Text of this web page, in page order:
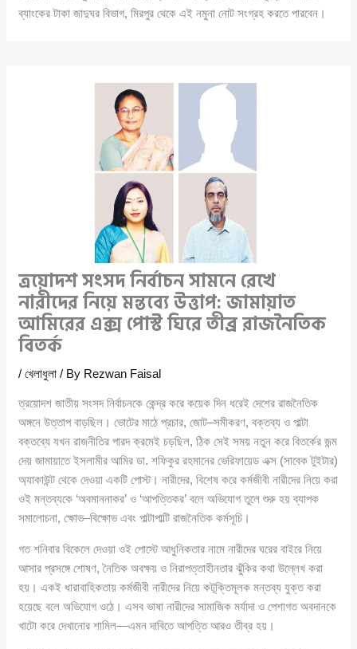
ব্যাংকের টাকা জাদুঘর বিভাগ, মিরপুর থেকে এই নমুনা নোট সংগ্রহ করতে পারবেন।
ত্রয়োদশ সংসদ নির্বাচন সামনে রেখে
নারীদের নিয়ে মন্তব্যে উত্তাপ: জামায়াত
আমিরের এক্স পোস্ট ঘিরে তীব্র রাজনৈতিক
বিতর্ক
/খেলাধুলা / By Rezwan Faisal
ত্রয়োদশ জাতীয় সংসদ নির্বাচনকে কেন্দ্র করে কয়েক দিন ধরেই দেশের রাজনৈতিক
অঙ্গনে উত্তাপ বাড়ছিল। ভোটের মাঠে প্রচার, জোট–সমীকরণ, বক্তব্য ও পাল্টা
বক্তব্যে যখন রাজনীতির পারদ ক্রমেই চড়ছিল, ঠিক সেই সময় নতুন করে বিতর্কের জন্ম
দেয় জামায়াতে ইসলামীর আমির ডা. শফিকুর রহমানের ভেরিফায়েড এক্স (সাবেক টুইটার)
অ্যাকাউন্ট থেকে দেওয়া একটি পোস্ট। নারীদের, বিশেষ করে কর্মজীবী নারীদের নিয়ে করা
ওই মন্তব্যকে ‘অবমাননাকর’ ও ‘আপত্তিকর’ বলে অভিযোগ তুলে শুরু হয় ব্যাপক
সমালোচনা, ক্ষোভ–বিক্ষোভ এবং পাল্টাপাল্টি রাজনৈতিক কর্মসূচি।
গত শনিবার বিকেলে দেওয়া ওই পোস্টে আধুনিকতার নামে নারীদের ঘরের বাইরে নিয়ে
আসার প্রসঙ্গে শোষণ, নৈতিক অবক্ষয় ও নিরাপত্তাহীনতার ঝুঁকির কথা উল্লেখ করা
হয়। একই ধারাবাহিকতায় কর্মজীবী নারীদের নিয়ে কটূক্তিমূলক মন্তব্য যুক্ত করা
হয়েছে বলে অভিযোগ ওঠে। এসব ভাষা নারীদের সামাজিক মর্যাদা ও পেশাগত অবদানকে
খাটো করে দেখানোর শামিল—এমন দাবিতে আপত্তি আরও তীব্র হয়।